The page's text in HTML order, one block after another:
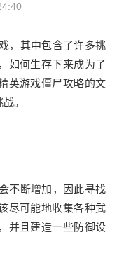
，其中包含了许多挑
如何生存下来成为了
英游戏僵尸攻略的文
。
不断增加，因此寻找
尽可能地收集各种武
并且建造一些防御设